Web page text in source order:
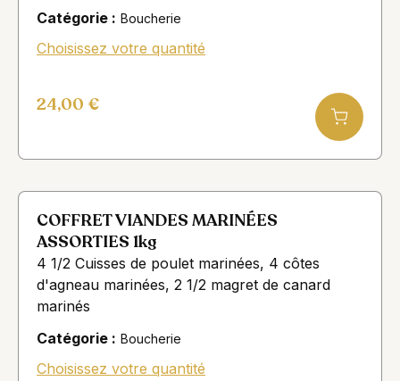
Catégorie : Boucherie
Choisissez votre quantité
24,00 €
COFFRET VIANDES MARINÉES
ASSORTIES 1kg
4 1/2 Cuisses de poulet marinées, 4 côtes
d'agneau marinées, 2 1/2 magret de canard
marinés
Catégorie : Boucherie
Choisissez votre quantité